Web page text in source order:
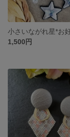
1,500円